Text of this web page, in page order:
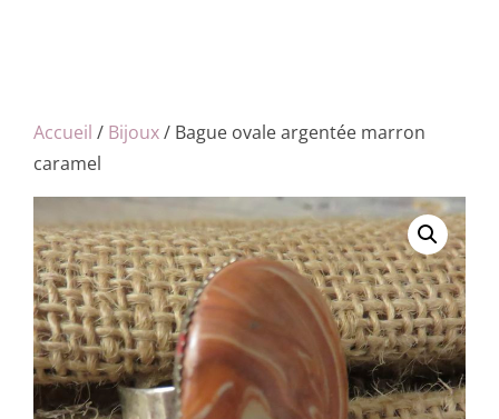
Accueil / Bijoux/ Bague ovale argentée marron
caramel